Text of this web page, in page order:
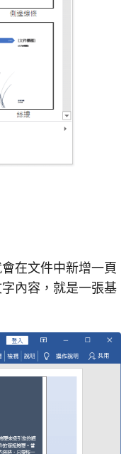
在文件中新增一頁
內容，就是一張基